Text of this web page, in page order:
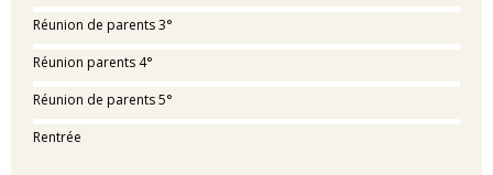
Réunion de parents 3°
Réunion parents 4°
Réunion de parents 5°
Rentrée